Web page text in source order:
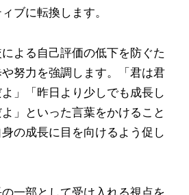
ブに転換します。
よる自己評価の低下を防ぐた
努力を強調します。「君は君
」「昨日より少しでも成長し
」といった言葉をかけること
の成長に目を向けるよう促し